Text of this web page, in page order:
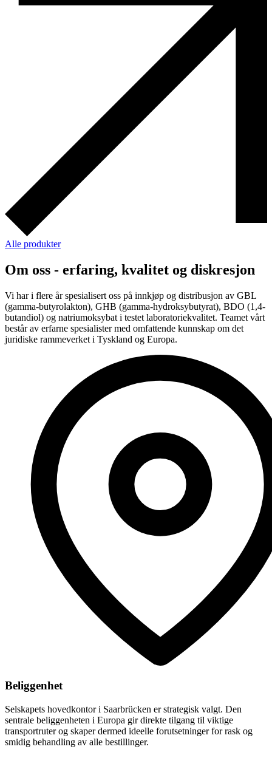
Alle produkter
Om oss - erfaring, kvalitet og diskresjon
Vi har i flere år spesialisert oss på innkjøp og distribusjon av GBL
(gamma-butyrolakton), GHB (gamma-hydroksybutyrat), BDO (1,4-
butandiol) og natriumoksybat i testet laboratoriekvalitet. Teamet vårt
består av erfarne spesialister med omfattende kunnskap om det
juridiske rammeverket i Tyskland og Europa.
Beliggenhet
Selskapets hovedkontor i Saarbrücken er strategisk valgt. Den
sentrale beliggenheten i Europa gir direkte tilgang til viktige
transportruter og skaper dermed ideelle forutsetninger for rask og
smidig behandling av alle bestillinger.